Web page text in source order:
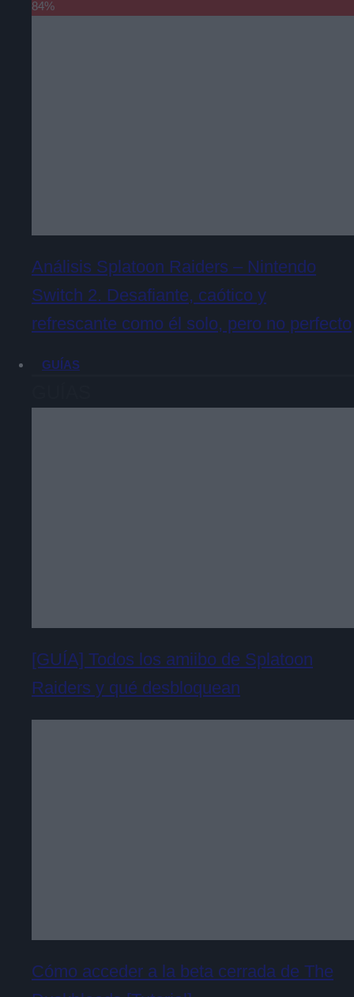
84%
Análisis Splatoon Raiders – Nintendo
Switch 2. Desafiante, caótico y
refrescante como él solo, pero no perfecto
GUÍAS
[GUÍA] Todos los amiibo de Splatoon
Raiders y qué desbloquean
Cómo acceder a la beta cerrada de The